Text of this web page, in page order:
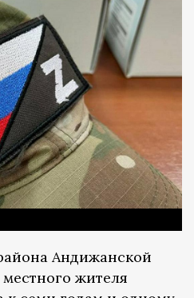
Андижанской
жителя